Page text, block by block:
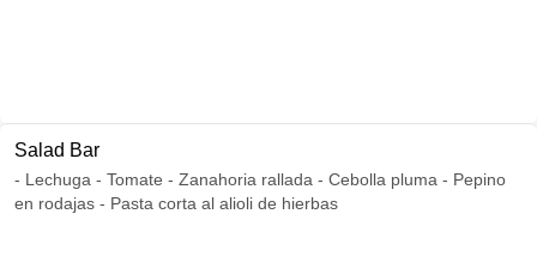
Salad Bar
- Lechuga - Tomate - Zanahoria rallada - Cebolla pluma - Pepino
en rodajas - Pasta corta al alioli de hierbas